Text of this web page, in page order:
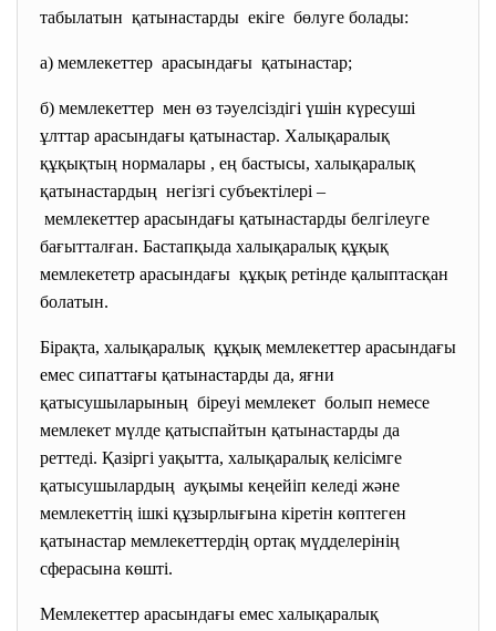
табылатын қатынастарды екіге бөлуге болады:
а) мемлекеттер арасындағы қатынастар;
б) мемлекеттер мен өз тәуелсіздігі үшін күресуші
ұлттар арасындағы қатынастар. Халықаралық
құқықтың нормалары , ең бастысы, халықаралық
қатынастардың негізгі субъектілері –
мемлекеттер арасындағы қатынастарды белгілеуге
бағытталған. Бастапқыда халықаралық құқық
мемлекететр арасындағы құқық ретінде қалыптасқан
болатын.
Бірақта, халықаралық құқық мемлекеттер арасындағы
емес сипаттағы қатынастарды да, яғни
қатысушыларының біреуі мемлекет болып немесе
мемлекет мүлде қатыспайтын қатынастарды да
реттеді. Қазіргі уақытта, халықаралық келісімге
қатысушылардың ауқымы кеңейіп келеді және
мемлекеттің ішкі құзырлығына кіретін көптеген
қатынастар мемлекеттердің ортақ мүдделерінің
сферасына көшті.
Мемлекеттер арасындағы емес халықаралық